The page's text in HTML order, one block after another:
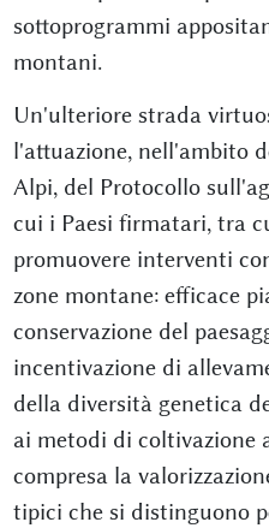
sottoprogrammi
montani.
Un'ulteriore strada
l'attuazione, nell'ambito
Alpi, del Protocollo
cui i Paesi firmatari, tra
promuovere interventi
zone montane: efficace
conservazione del
incentivazione di
della diversità genetica
ai metodi di coltivazione
compresa la
tipici che si distinguono